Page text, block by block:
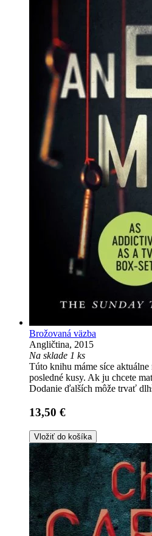
Brožovaná väzba
Angličtina, 2015
Na sklade 1 ks
Túto knihu máme síce aktuálne
posledné kusy. Ak ju chcete
Dodanie ďalších môže trvať
13,50 €
Vložiť do košíka